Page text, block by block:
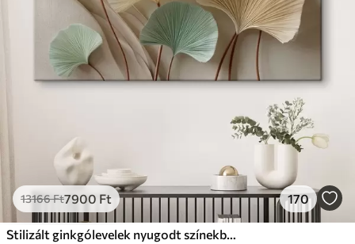
Ft
Élénk, gazdag színek
Fakulásálló
✓Biztonságos, szagtalan tinta
Eco-Prémium
Tól13990Ft
✓Élénk, gazdag színek
✓Fakulásálló
13166Ft7900 Ft 170
Stilizált ginkgólevelek nyugodt színekben